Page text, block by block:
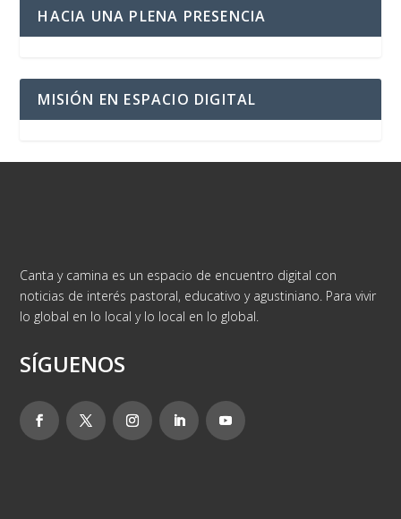
HACIA UNA PLENA PRESENCIA
MISIÓN EN ESPACIO DIGITAL
Canta y camina es un espacio de encuentro digital con
noticias de interés pastoral, educativo y agustiniano. Para vivir
lo global en lo local y lo local en lo global.
SÍGUENOS